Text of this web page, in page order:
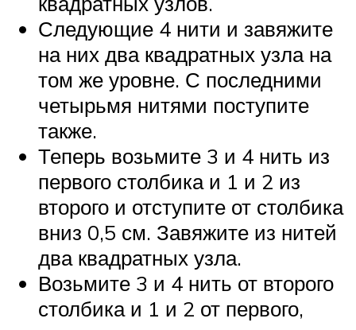
Следующие 4 нити и завяжите
на них два квадратных узла на
том же уровне. С последними
четырьмя нитями поступите
также.
Теперь возьмите 3 и 4 нить из
первого столбика и 1 и 2 из
второго и отступите от столбика
вниз 0,5 см. Завяжите из нитей
два квадратных узла.
Возьмите 3 и 4 нить от второго
столбика и 1 и 2 от первого,